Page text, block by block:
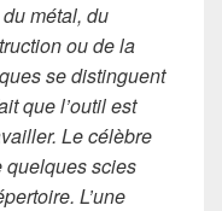
métal, du
ou de la
se distinguent
que l’outil est
Le célèbre
scies
L’une